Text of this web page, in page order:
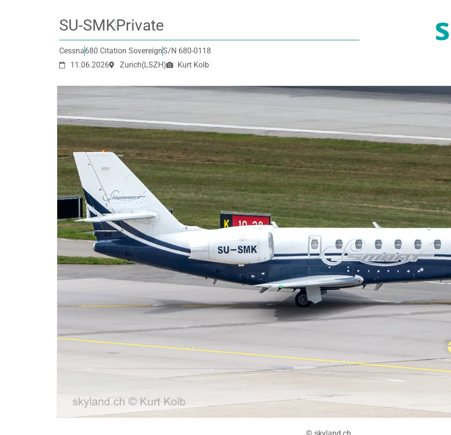
SU-SMKPrivate
Cessna680 Citation SovereignS/N 680-0118
11.06.2026
Zurich(LSZH) Kurt Kolb